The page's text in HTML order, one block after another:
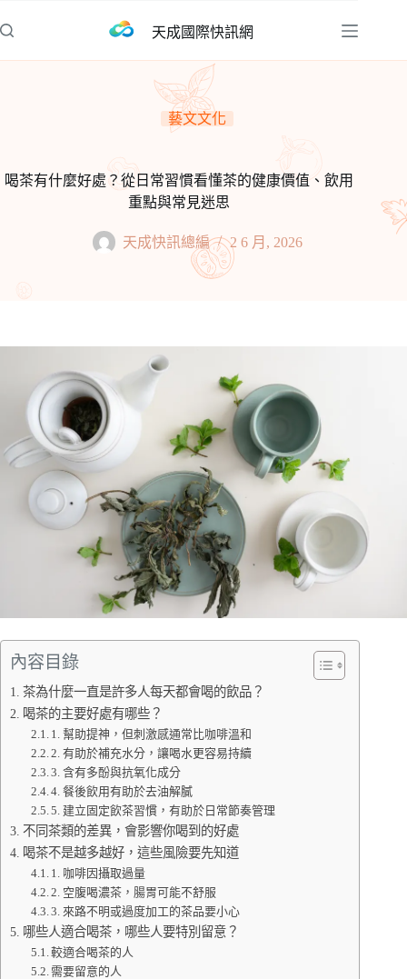
至
天成國際快訊網
藝文文化
喝茶有什麼好處？從日常習慣看懂茶的健康價值、飲用
重點與常見迷思
天成快訊總編 2 6 月, 2026
內容目錄
茶為什麼一直是許多人每天都會喝的飲品？
喝茶的主要好處有哪些？
1. 幫助提神，但刺激感通常比咖啡溫和
2. 有助於補充水分，讓喝水更容易持續
3. 含有多酚與抗氧化成分
4. 餐後飲用有助於去油解膩
5. 建立固定飲茶習慣，有助於日常節奏管理
不同茶類的差異，會影響你喝到的好處
喝茶不是越多越好，這些風險要先知道
1. 咖啡因攝取過量
2. 空腹喝濃茶，腸胃可能不舒服
3. 來路不明或過度加工的茶品要小心
哪些人適合喝茶，哪些人要特別留意？
較適合喝茶的人
需要留意的人